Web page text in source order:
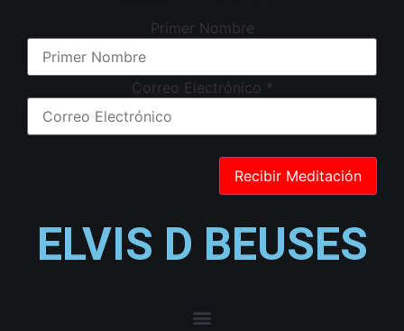
Primer Nombre
Correo Electrónico *
ELVIS D BEUSES